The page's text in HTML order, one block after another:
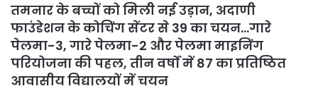
तमनार के बच्चों को मिली नई उड़ान, अदाणी
फाउंडेशन के कोचिंग सेंटर से 39 का चयन…गारे
पेलमा-3, गारे पेलमा-2 और पेलमा माइनिंग
परियोजना की पहल, तीन वर्षों में 87 का प्रतिष्ठित
आवासीय विद्यालयों में चयन